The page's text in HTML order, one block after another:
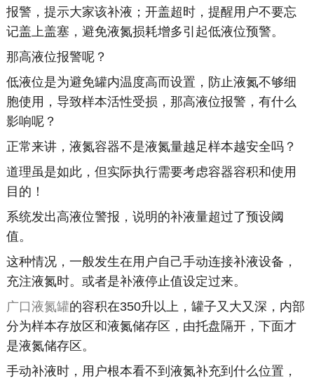
报警，提示大家该补液；开盖超时，提醒用户不要忘
记盖上盖塞，避免液氮损耗增多引起低液位预警。
那高液位报警呢？
低液位是为避免罐内温度高而设置，防止液氮不够细
胞使用，导致样本活性受损，那高液位报警，有什么
影响呢？
正常来讲，液氮容器不是液氮量越足样本越安全吗？
道理虽是如此，但实际执行需要考虑容器容积和使用
目的！
系统发出高液位警报，说明的补液量超过了预设阈
值。
这种情况，一般发生在用户自己手动连接补液设备，
充注液氮时。或者是补液停止值设定过来。
广口液氮罐的容积在350升以上，罐子又大又深，内部
分为样本存放区和液氮储存区，由托盘隔开，下面才
是液氮储存区。
手动补液时，用户根本看不到液氮补充到什么位置，